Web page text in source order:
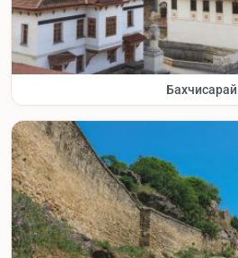
Бахчисарай